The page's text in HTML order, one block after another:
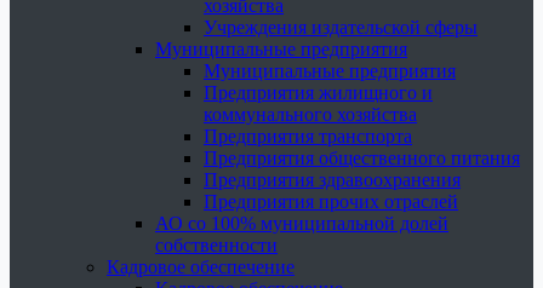
хозяйства
Учреждения издательской сферы
Муниципальные предприятия
Муниципальные предприятия
Предприятия жилищного и
коммунального хозяйства
Предприятия транспорта
Предприятия общественного питания
Предприятия здравоохранения
Предприятия прочих отраслей
АО со 100% муниципальной долей
собственности
Кадровое обеспечение